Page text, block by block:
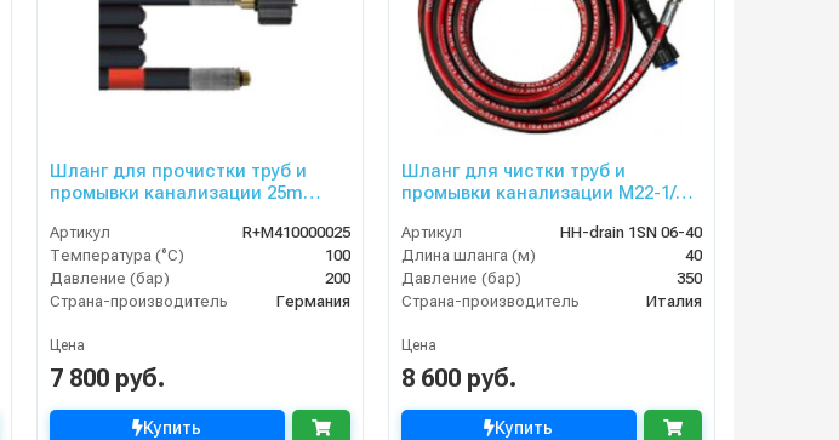
Шланг для прочистки труб и
промывки канализации 25m
Артикул
R+M410000025
Температура (°C)
100
Давление (бар)
200
Страна-производитель
Германия
Цена
7 800 руб.
Купить
Шланг для чистки труб и
промывки канализации M22-1/4
Артикул
HH-drain 1SN 06-40
Длина шланга (м)
40
Давление (бар)
350
Страна-производитель
Италия
Цена
8 600 руб.
Купить